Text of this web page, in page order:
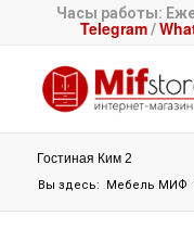
Часы работы:
Telegram/
Гостиная Ким 2
Вы здесь: Мебель МИФ